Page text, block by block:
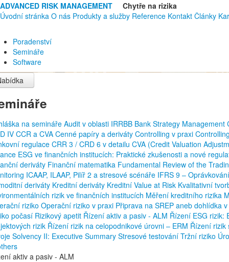
ADVANCED RISK MANAGEMENT
Chytře na rizika
Úvodní stránka O nás Produkty a služby Reference Kontakt Články
Poradenství
Semináře
Software
na semináře Audit v oblasti IRRBB Bank Strategy Management
IV CCR a CVA Cenné papíry a deriváty Controlling v praxi
regulace CRR 3 / CRD 6 v detailu CVA (Credit Valuation
ESG ve finančních institucích: Praktické zkušenosti a nové
deriváty Finanční matematika Fundamental Review of the
ICAAP, ILAAP, Pilíř 2 a stresové scénáře IFRS 9 –
deriváty Kreditní deriváty Kreditní Value at Risk Kvalitativní
rizik ve finančních institucích Měření kreditního rizika
riziko Operační riziko v praxi Připrava na SREP aneb dohlídka
počasí Rizikový apetit Řízení aktiv a pasiv - ALM Řízení ESG rizik:
rizik Řízení rizik na celopodnikové úrovni – ERM Řízení rizik
Solvency II: Executive Summary Stresové testování Tržní riziko
aktiv a pasiv - ALM